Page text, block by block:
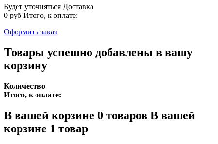
Будет уточняться Доставка
0 руб Итого, к оплате:
Оформить заказ
Товары успешно добавлены в вашу
корзину
Количество
Итого, к оплате:
В вашей корзине 0 товаров В вашей
корзине 1 товар